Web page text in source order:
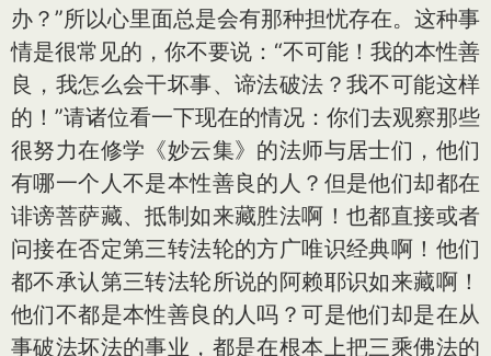
办？”所以心里面总是会有那种担忧存在。这种事
情是很常见的，你不要说：“不可能！我的本性善
良，我怎么会干坏事、谛法破法？我不可能这样
的！”请诸位看一下现在的情况：你们去观察那些
很努力在修学《妙云集》的法师与居士们，他们
有哪一个人不是本性善良的人？但是他们却都在
诽谤菩萨藏、抵制如来藏胜法啊！也都直接或者
问接在否定第三转法轮的方广唯识经典啊！他们
都不承认第三转法轮所说的阿赖耶识如来藏啊！
他们不都是本性善良的人吗？可是他们却是在从
事破法坏法的事业，都是在根本上把三乘佛法的